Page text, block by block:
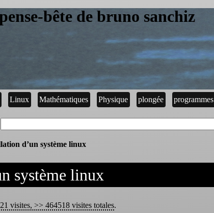
bête de bruno sanchiz
Linux Mathématiques Physique plongée programmes
d’un système linux
système linux
visites, >> 464518 visites totales.